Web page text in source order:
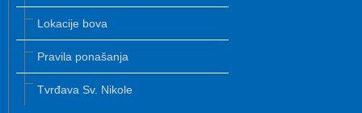
Lokacije bova
Pravila ponašanja
Tvrđava Sv. Nikole